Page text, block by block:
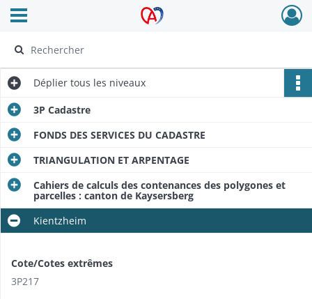
Archives Alsace - Colmar
Ouvrir le menu déroulant
Déplier tous les niveaux
3P Cadastre
FONDS DES SERVICES DU CADASTRE
TRIANGULATION ET ARPENTAGE
Cahiers de calculs des contenances des polygones et
parcelles : canton de Kaysersberg
Kientzheim
Cote/Cotes extrêmes
3P217